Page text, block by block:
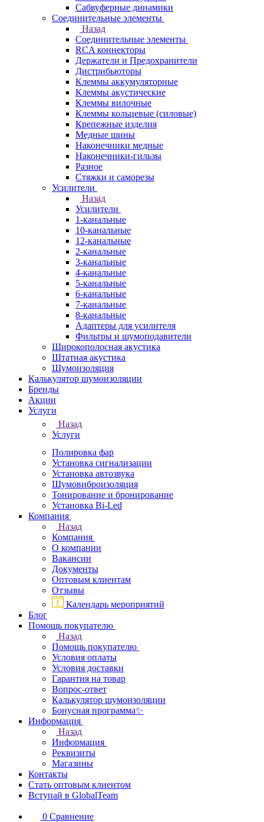
Сабвуферные динамики
Соединительные элементы
Назад
Соединительные элементы
RCA коннекторы
Держатели и Предохранители
Дистрибьюторы
Клеммы аккумуляторные
Клеммы акустические
Клеммы вилочные
Клеммы кольцевые (силовые)
Крепежные изделия
Медные шины
Наконечники медные
Наконечники-гильзы
Разное
Стяжки и саморезы
Усилители
Назад
Усилители
1-канальные
10-канальные
12-канальные
2-канальные
3-канальные
4-канальные
5-канальные
6-канальные
7-канальные
8-канальные
Адаптеры для усилителя
Фильтры и шумоподавители
Широкополосная акустика
Штатная акустика
Шумоизоляция
Калькулятор шумоизоляции
Бренды
Акции
Услуги
Назад
Услуги
Полировка фар
Установка сигнализации
Установка автозвука
Шумовиброизоляция
Тонирование и бронирование
Установка Bi-Led
Компания
Назад
Компания
О компании
Вакансии
Документы
Оптовым клиентам
Отзывы
Календарь мероприятий
Блог
Помощь покупателю
Назад
Помощь покупателю
Условия оплаты
Условия доставки
Гарантия на товар
Вопрос-ответ
Калькулятор шумоизоляции
Бонусная программа✨
Информация
Назад
Информация
Реквизиты
Магазины
Контакты
Стать оптовым клиентом
Вступай в GlobalTeam
0 Сравнение